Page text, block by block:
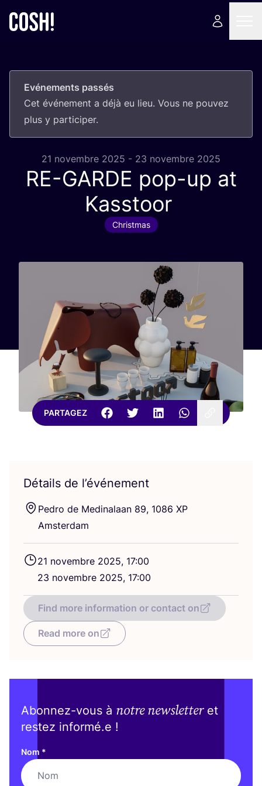
Evénements passés
Cet évé­ne­ment a déjà eu lieu. Vous ne pou­vez
plus y participer.
21 novembre 2025 - 23 novembre 2025
RE-GARDE pop-up at
Kasstoor
Christmas
PARTAGEZ
Détails de l’événement
Pedro de Medi­na­laan 89, 1086 XP
Amsterdam
21 novembre 2025, 17:00
23 novembre 2025, 17:00
Find more information or contact on
Read more on
Abonnez-vous à notre newsletteret
restez informé.e !
Nom *